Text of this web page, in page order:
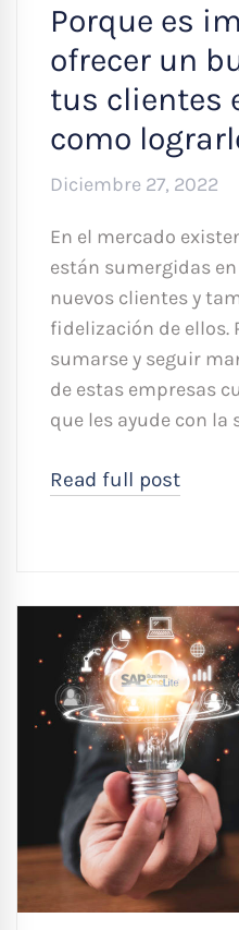
Porque es
ofrecer un
tus clientes
como
Diciembre 27, 2022
En el mercado
están sumergidas
nuevos clientes y
fidelización de ellos.
sumarse y seguir
de estas empresas
que les ayude con la
Read full post